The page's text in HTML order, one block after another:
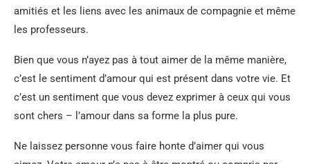
amitiés et les liens avec les animaux de compagnie et même
les professeurs.
Bien que vous n’ayez pas à tout aimer de la même manière,
c’est le sentiment d’amour qui est présent dans votre vie. Et
c’est un sentiment que vous devez exprimer à ceux qui vous
sont chers – l’amour dans sa forme la plus pure.
Ne laissez personne vous faire honte d’aimer qui vous